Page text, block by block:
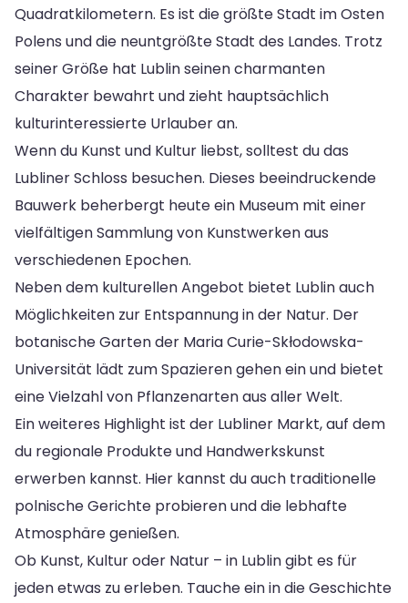
Quadratkilometern. Es ist die größte Stadt im Osten
Polens und die neuntgrößte Stadt des Landes. Trotz
seiner Größe hat Lublin seinen charmanten
Charakter bewahrt und zieht hauptsächlich
kulturinteressierte Urlauber an.
Wenn du Kunst und Kultur liebst, solltest du das
Lubliner Schloss besuchen. Dieses beeindruckende
Bauwerk beherbergt heute ein Museum mit einer
vielfältigen Sammlung von Kunstwerken aus
verschiedenen Epochen.
Neben dem kulturellen Angebot bietet Lublin auch
Möglichkeiten zur Entspannung in der Natur. Der
botanische Garten der Maria Curie-Skłodowska-
Universität lädt zum Spazieren gehen ein und bietet
eine Vielzahl von Pflanzenarten aus aller Welt.
Ein weiteres Highlight ist der Lubliner Markt, auf dem
du regionale Produkte und Handwerkskunst
erwerben kannst. Hier kannst du auch traditionelle
polnische Gerichte probieren und die lebhafte
Atmosphäre genießen.
Ob Kunst, Kultur oder Natur – in Lublin gibt es für
jeden etwas zu erleben. Tauche ein in die Geschichte